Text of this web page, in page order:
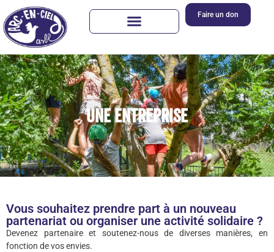
Faire un don
Une Entreprise
Vous souhaitez prendre part à un nouveau
partenariat ou organiser une activité solidaire ?
Devenez partenaire et soutenez-nous de diverses manières, en
fonction de vos envies.